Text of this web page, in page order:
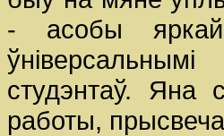
- асобы
студэнтаў. Яна
работы,